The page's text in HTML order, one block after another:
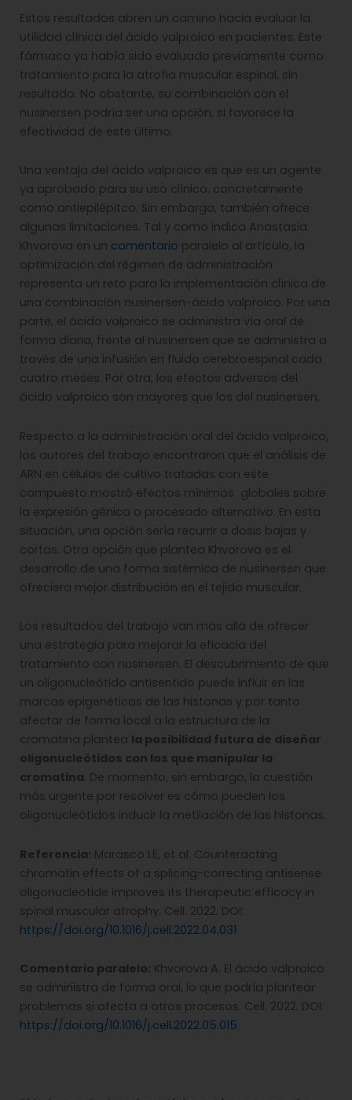
Estos resultados abren un camino hacia evaluar la
utilidad clínica del ácido valproico en pacientes. Este
fármaco ya había sido evaluado previamente como
tratamiento para la atrofia muscular espinal, sin
resultado. No obstante, su combinación con el
nusinersen podría ser una opción, si favorece la
efectividad de este último.
Una ventaja del ácido valproico es que es un agente
ya aprobado para su uso clínico, concretamente
como antiepilépitco. Sin embargo, también ofrece
algunas limitaciones. Tal y como indica Anastasia
Khvorova en un comentario paralelo al artículo, la
optimización del régimen de administración
representa un reto para la implementación clínica de
una combinación nusinersen-ácido valproico. Por una
parte, el ácido valproico se administra vía oral de
forma diaria, frente al nusinersen que se administra a
través de una infusión en fluido cerebroespinal cada
cuatro meses. Por otra, los efectos adversos del
ácido valproico son mayores que los del nusinersen.
Respecto a la administración oral del ácido valproico,
los autores del trabajo encontraron que el análisis de
ARN en células de cultivo tratadas con este
compuesto mostró efectos mínimos globales sobre
la expresión génica o procesado alternativo. En esta
situación, una opción sería recurrir a dosis bajas y
cortas. Otra opción que plantea Khvorova es el
desarrollo de una forma sistémica de nusinersen que
ofreciera mejor distribución en el tejido muscular.
Los resultados del trabajo van más allá de ofrecer
una estrategia para mejorar la eficacia del
tratamiento con nusinersen. El descubrimiento de que
un oligonucleótido antisentido puede influir en las
marcas epigenéticas de las histonas y por tanto
afectar de forma local a la estructura de la
cromatina plantea la posibilidad futura de diseñar
oligonucleótidos con los que manipular la
cromatina. De momento, sin embargo, la cuestión
más urgente por resolver es cómo pueden los
oligonucleótidos inducir la metilación de las histonas.
Referencia: Marasco LE, et al. Counteracting
chromatin effects of a splicing-correcting antisense
oligonucleotide improves its therapeutic efficacy in
spinal muscular atrophy. Cell. 2022. DOI:
https://doi.org/10.1016/j.cell.2022.04.031
Comentario paralelo: Khvorova A. El ácido valproico
se administra de forma oral, lo que podría plantear
problemas si afecta a otros procesos. Cell. 2022. DOI:
https://doi.org/10.1016/j.cell.2022.05.015